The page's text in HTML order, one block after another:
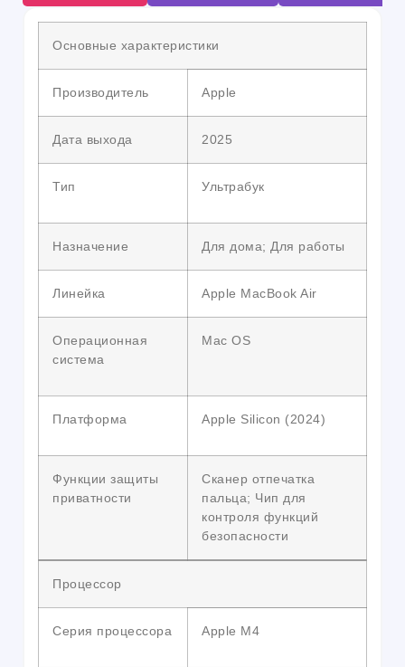
Основные характеристики
Производитель Apple
Дата выхода 2025
Тип Ультрабук
Назначение Для дома; Для работы
Линейка Apple MacBook Air
Операционная
система
Mac OS
Платформа Apple Silicon (2024)
Функции защиты
приватности
Сканер отпечатка
пальца; Чип для
контроля функций
безопасности
Процессор
Серия процессора Apple M4